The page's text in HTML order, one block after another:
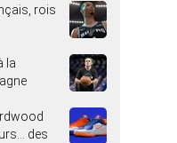
rois
la
des